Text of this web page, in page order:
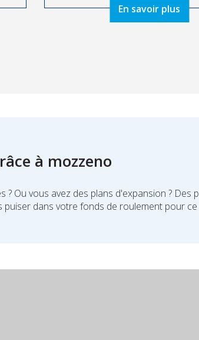
En savoir plus
à mozzeno
Ou vous avez des plans d'expansion ? Des
dans votre fonds de roulement pour